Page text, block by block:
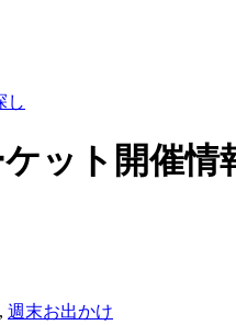
し
ット開催
, 週末お出かけ